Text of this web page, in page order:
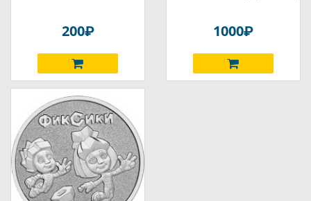
200P 1000P